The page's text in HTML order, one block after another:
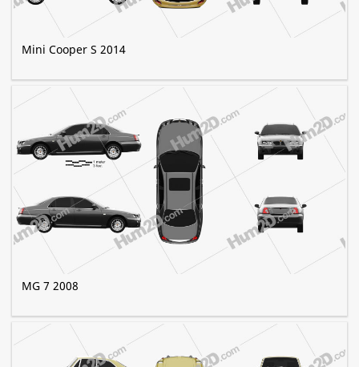
Mini Cooper S 2014
MG 7 2008